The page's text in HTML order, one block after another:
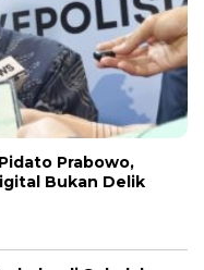
Prabowo,
Bukan Delik